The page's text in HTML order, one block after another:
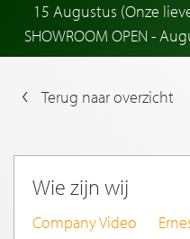
15 Augustus (Onze
SHOWROOM OPEN -
Terug naar overzicht
Wie zijn wij
Company Video